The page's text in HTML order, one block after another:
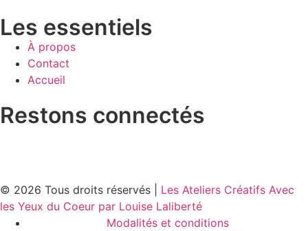
Les essentiels
À propos
Contact
Accueil
Restons connectés
© 2026 Tous droits réservés | Les Ateliers Créatifs Avec
les Yeux du Coeur par Louise Laliberté
Modalités et conditions